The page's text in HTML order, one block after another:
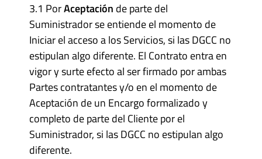
3.1 PorAceptación de parte del
Suministrador se entiende el momento de
Iniciar el acceso a los Servicios, si las DGCC no
estipulan algo diferente. El Contrato entra en
vigor y surte efecto al ser firmado por ambas
Partes contratantes y/o en el momento de
Aceptación de un Encargo formalizado y
completo de parte del Cliente por el
Suministrador, si las DGCC no estipulan algo
diferente.